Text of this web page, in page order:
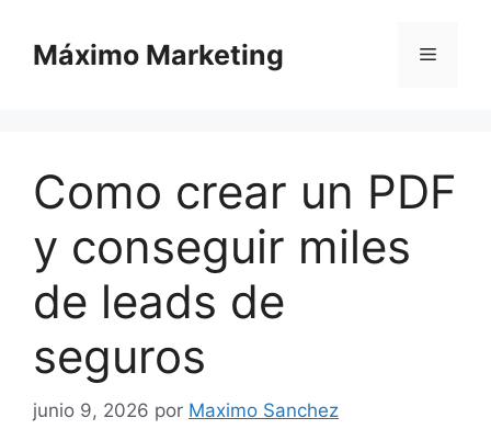
contenido
Máximo Marketing Menú
Como crear un PDF
y conseguir miles
de leads de
seguros
junio 9, 2026 por Maximo Sanchez